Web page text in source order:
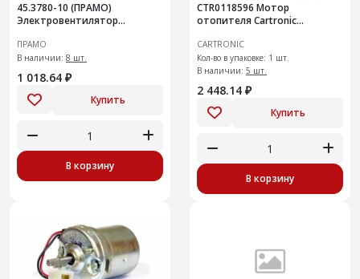
45.3780-10 (ПРАМО)
Электровентилятор
ПРАМО
В наличии: 8 шт.
1 018.64 ₽
Купить
В корзину
CTR0118596 Мотор
отопителя Cartronic
CARTRONIC
Кол-во в упаковке: 1 шт.
В наличии: 5 шт.
2 448.14 ₽
Купить
В корзину